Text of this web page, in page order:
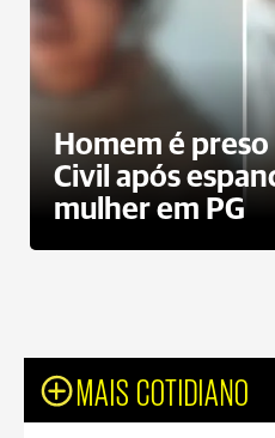
Homem é
Civil após
mulher em PG
MAIS COTIDIANO